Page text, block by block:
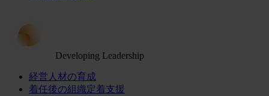
Developing Leadership
経営人材の育成
着任後の組織定着支援